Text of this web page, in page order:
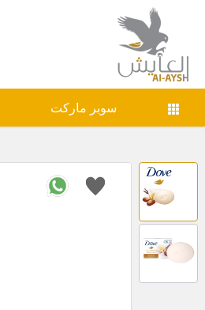
سوبر ماركت